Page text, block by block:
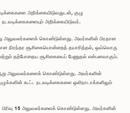
அறிக்கையிடுவதுடன், குழு
அறிக்கையிடுவர்.
அலுவலர்களைக் கொண்டுள்ளது. அவர்களின் பிரதான
நிரந்தர சூசிகையொன்றைத் தயாரித்தல், ஒவ்வொரு
மற்றும் தற்போதைய சூசிகையைப் பேணுதல் என்பனவாகும்.
ஆறு அலுவலர்களைக் கொண்டுள்ளது. அவர்களின்
கூட்ட நடவடிக்கைகளை ஒலிநாடாக்களிலும்
15 அலுவலர்களைக் கொண்டுள்ளது. அவர்களின்